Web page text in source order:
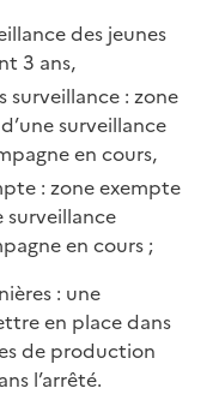
des jeunes
3 ans,
surveillance : zone
surveillance
en cours,
: zone exempte
surveillance
en cours ;
: une
en place dans
de production
l’arrêté.